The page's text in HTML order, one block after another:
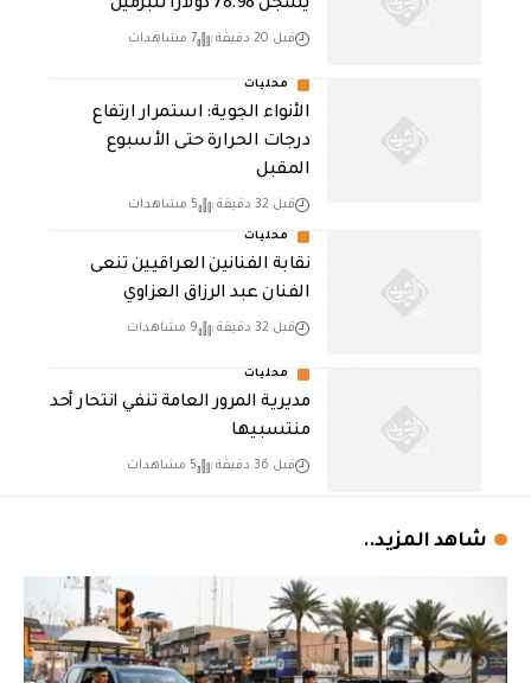
يسجل 78.98 دولارًا للبرميل
قبل 20 دقيقة 7 مشاهدات
محليات
الأنواء الجوية: استمرار ارتفاع
درجات الحرارة حتى الأسبوع
المقبل
قبل 32 دقيقة 5 مشاهدات
محليات
نقابة الفنانين العراقيين تنعى
الفنان عبد الرزاق العزاوي
قبل 32 دقيقة 9 مشاهدات
محليات
مديرية المرور العامة تنفي انتحار أحد
منتسبيها
قبل 36 دقيقة 5 مشاهدات
شاهد المزيد..